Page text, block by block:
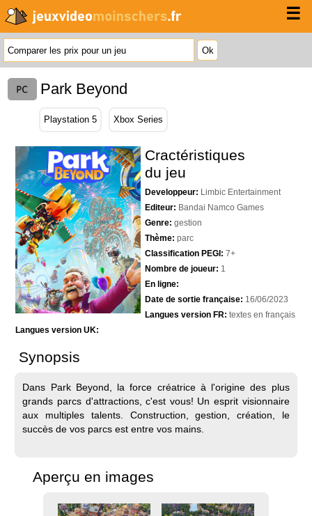
☰
Park Beyond
Playstation 5 Xbox Series
Cractéristiques
du jeu
Developpeur: Limbic Entertainment
Editeur: Bandai Namco Games
Genre: gestion
Thème: parc
Classification PEGI: 7+
Nombre de joueur: 1
En ligne:
Date de sortie française: 16/06/2023
Langues version FR: textes en français
Langues version UK:
Synopsis
Dans Park Beyond, la force créatrice à l'origine des plus
grands parcs d'attractions, c'est vous! Un esprit visionnaire
aux multiples talents. Construction, gestion, création, le
succès de vos parcs est entre vos mains.
Aperçu en images